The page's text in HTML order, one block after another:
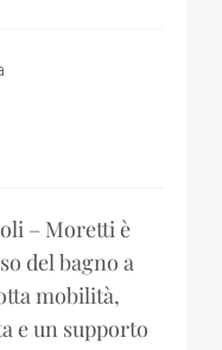
– Moretti è
del bagno a
mobilità,
e un supporto